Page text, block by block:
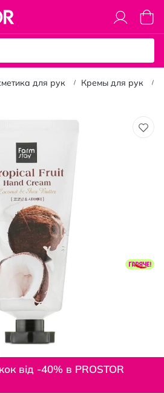
Моя
для рук Кремы для рук
від -40% в PROSTOR